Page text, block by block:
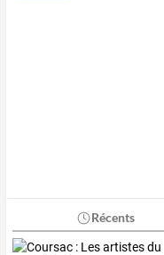
Récents